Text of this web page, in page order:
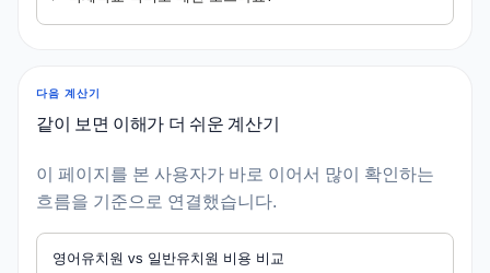
다음 계산기
같이 보면 이해가 더 쉬운 계산기
이 페이지를 본 사용자가 바로 이어서 많이 확인하는
흐름을 기준으로 연결했습니다.
영어유치원 vs 일반유치원 비용 비교